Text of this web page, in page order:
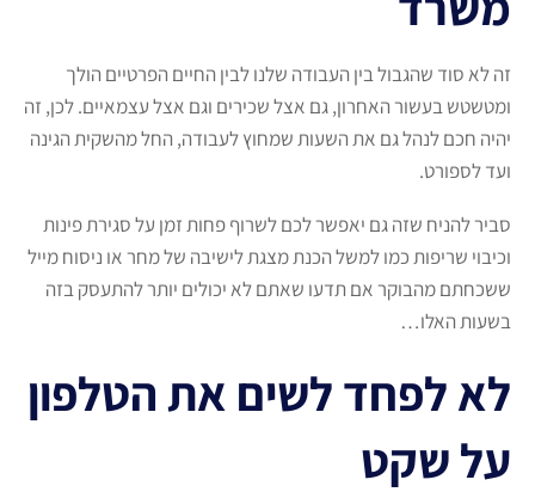
זה לא סוד שהגבול בין העבודה שלנו לבין החיים הפרטיים הולך
ומטשטש בעשור האחרון, גם אצל שכירים וגם אצל עצמאיים. לכן, זה
יהיה חכם לנהל גם את השעות שמחוץ לעבודה, החל מהשקית הגינה
ועד לספורט.
סביר להניח שזה גם יאפשר לכם לשרוף פחות זמן על סגירת פינות
וכיבוי שריפות כמו למשל הכנת מצגת לישיבה של מחר או ניסוח מייל
ששכחתם מהבוקר אם תדעו שאתם לא יכולים יותר להתעסק בזה
בשעות האלו…
לא לפחד לשים את הטלפון
על שקט